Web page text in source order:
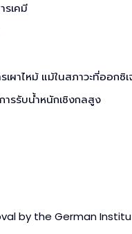
รเคมี
รเผาไหม้ แม้ในสภาวะที่ออก
รรับน้ำหนักเชิงกลสูง
by the German